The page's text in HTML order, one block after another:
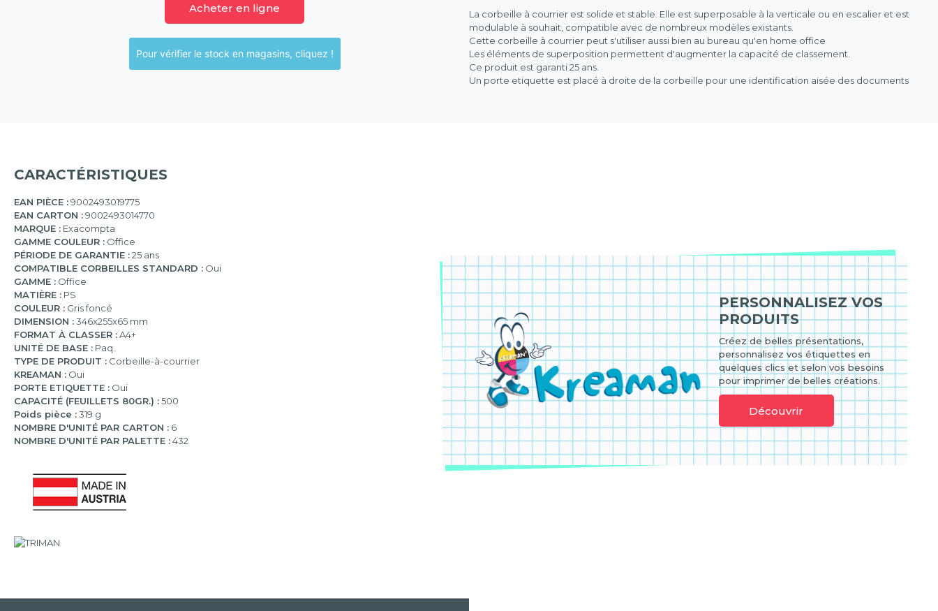
Acheter en ligne
Pour vérifier le stock en magasins, cliquez !
La corbeille à courrier est solide et stable. Elle est superposable à la verticale ou en escalier et est
modulable à souhait, compatible avec de nombreux modèles existants.
Cette corbeille à courrier peut s'utiliser aussi bien au bureau qu'en home office
Les éléments de superposition permettent d'augmenter la capacité de classement.
Ce produit est garanti 25 ans.
Un porte etiquette est placé à droite de la corbeille pour une identification aisée des documents
CARACTÉRISTIQUES
EAN PIÈCE :9002493019775
EAN CARTON :9002493014770
MARQUE : Exacompta
GAMME COULEUR : Office
PÉRIODE DE GARANTIE :25 ans
COMPATIBLE CORBEILLES STANDARD : Oui
GAMME : Office
MATIÈRE : PS
COULEUR : Gris foncé
DIMENSION :346x255x65 mm
FORMAT À CLASSER :A4+
UNITÉ DE BASE : Paq.
TYPE DE PRODUIT : Corbeille-à-courrier
KREAMAN : Oui
PORTE ETIQUETTE : Oui
CAPACITÉ (FEUILLETS 80GR.) :500
Poids pièce :319 g
NOMBRE D'UNITÉ PAR CARTON : 6
NOMBRE D'UNITÉ PAR PALETTE :432
PERSONNALISEZ VOS
PRODUITS
Créez de belles présentations,
personnalisez vos étiquettes en
quelques clics et selon vos besoins
pour imprimer de belles créations.
Découvrir